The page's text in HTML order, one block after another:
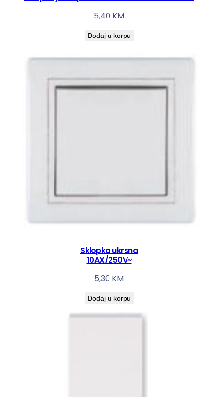
5,40 KM
Dodaj u korpu
Sklopka ukrsna
10AX/250V~
5,30 KM
Dodaj u korpu